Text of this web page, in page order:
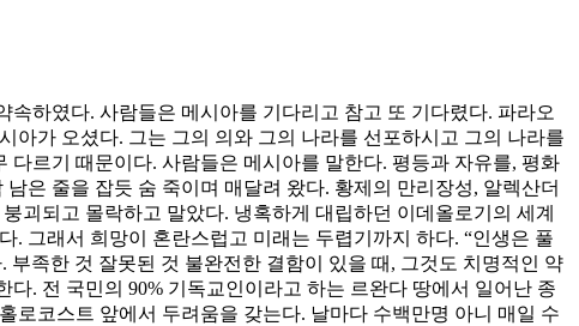
하였다. 사람들은 메시아를 기다리고 참고 또 기다렸다. 파라오
아가 오셨다. 그는 그의 의와 그의 나라를 선포하시고 그의 나라를
르기 때문이다. 사람들은 메시아를 말한다. 평등과 자유를, 평화
은 줄을 잡듯 숨 죽이며 매달려 왔다. 황제의 만리장성, 알렉산더
괴되고 몰락하고 말았다. 냉혹하게 대립하던 이데올로기의 세계
그래서 희망이 혼란스럽고 미래는 두렵기까지 하다. “인생은 풀
족한 것 잘못된 것 불완전한 결함이 있을 때, 그것도 치명적인 약
. 전 국민의 90% 기독교인이라고 하는 르완다 땅에서 일어난 종
로코스트 앞에서 두려움을 갖는다. 날마다 수백만명 아니 매일 수